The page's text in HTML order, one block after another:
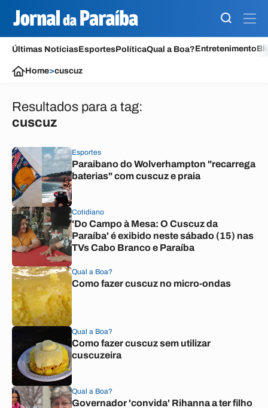
Últimas NotíciasEsportesPolíticaQual a Boa?Entretenimento
Home>cuscuz
Resultados para a tag:
cuscuz
Esportes
Paraibano do Wolverhampton "recarrega
baterias" com cuscuz e praia
Cotidiano
'Do Campo à Mesa: O Cuscuz da
Paraíba' é exibido neste sábado (15) nas
TVs Cabo Branco e Paraíba
Qual a Boa?
Como fazer cuscuz no micro-ondas
Qual a Boa?
Como fazer cuscuz sem utilizar
cuscuzeira
Qual a Boa?
Governador 'convida' Rihanna a ter filho